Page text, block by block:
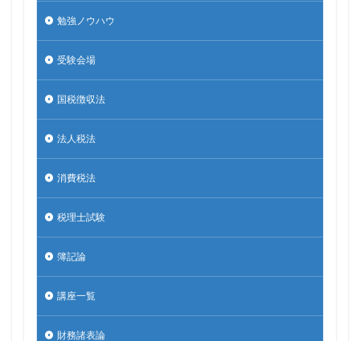
勉強ノウハウ
受験会場
国税徴収法
法人税法
消費税法
税理士試験
簿記論
講座一覧
財務諸表論